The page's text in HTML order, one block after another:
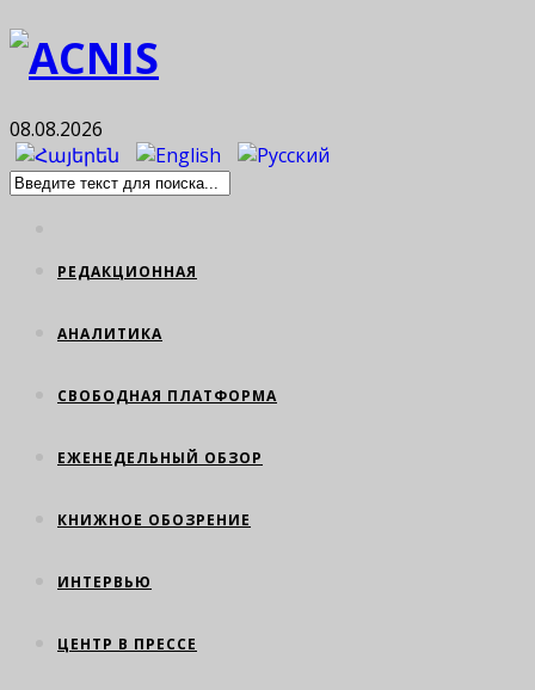
08.08.2026
РЕДАКЦИОННАЯ
АНАЛИТИКА
СВОБОДНАЯ ПЛАТФОРМА
ЕЖЕНЕДЕЛЬНЫЙ ОБЗОР
КНИЖНОЕ ОБОЗРЕНИЕ
ИНТЕРВЬЮ
ЦЕНТР В ПРЕССЕ